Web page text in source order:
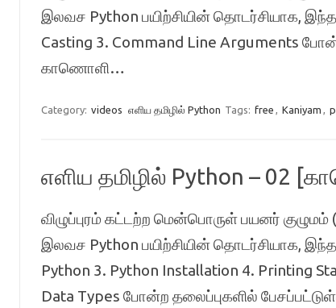
இலவச Python பயிற்சியின் தொடர்சியாக,
Casting 3. Command Line Arguments
காணொளி…
Category: videos எளிய தமிழில் Python Tags: free , Kaniyam ,
எளிய தமிழில் Python – 02
விழுப்புரம் கட்டற்ற மென்பொருள் பயனர் குழுமம்
இலவச Python பயிற்சியின் தொடர்சியாக,
Python 3. Python Installation 4. Printing
Data Types போன்ற தலைப்புகளில்